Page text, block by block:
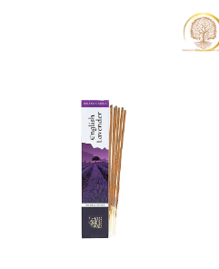
hoofdinhoud